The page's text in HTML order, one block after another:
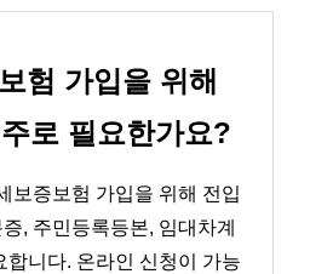
험 가입을 위해
로 필요한가요?
보증보험 가입을 위해 전입
, 주민등록등본, 임대차계
합니다. 온라인 신청이 가능